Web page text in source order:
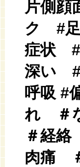
片側
ク #
症状
深い
呼吸 #
れ ＃
＃経
肉痛